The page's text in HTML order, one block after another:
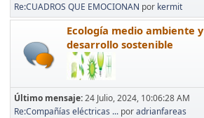
Re:CUADROS QUE EMOCIONAN por kermit
Ecología medio ambiente y
desarrollo sostenible
Último mensaje:24 Julio, 2024, 10:06:28 AM
Re:Compañías eléctricas ... poradrianfareas